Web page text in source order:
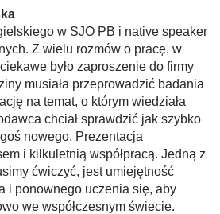
w SJO PB i native speaker
Z wielu rozmów o pracę, w
było zaproszenie do firmy
musiała przeprowadzić badania
na temat, o którym wiedziała
chciał sprawdzić jak szybko
nowego. Prezentacja
i kilkuletnią współpracą. Jedną z
ćwiczyć, jest umiejętność
i ponownego uczenia się, aby
we współczesnym świecie.